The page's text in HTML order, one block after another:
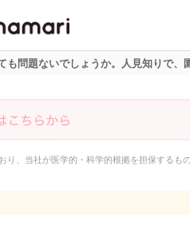
サイト
問題ないでしょうか。人見知りで、
、当社が医学的・科学的根拠を担保するも